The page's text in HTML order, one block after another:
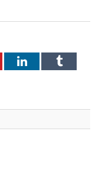
LinkedInTumblr